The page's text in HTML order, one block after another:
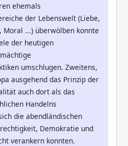
ehemals
der Lebenswelt (Liebe,
Moral ...) überwölben konnte
der heutigen
umschlugen. Zweitens,
ausgehend das Prinzip der
auch dort als das
Handelns
die abendländischen
Demokratie und
verankern konnten.